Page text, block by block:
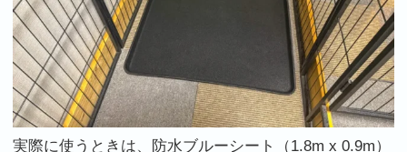
実際に使うときは、防水ブルーシート（1.8m x 0.9m）